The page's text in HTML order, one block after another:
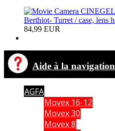
84,99 EUR
Aide à la navigation
AGFA
Movex 16-12
Movex 30
Movex 8